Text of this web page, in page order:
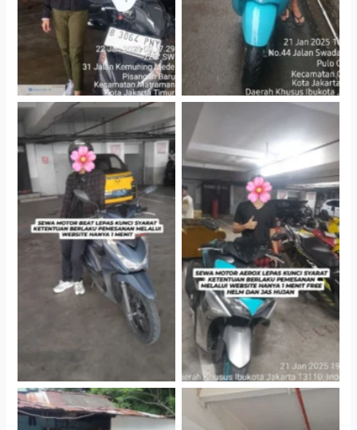
Cityplaza Jatinegara
Gedung Parkir P6A
Cityplaza Jatinegara
Gedung Parkir P6A